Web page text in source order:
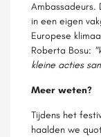
Ambassadeurs.
in een eigen
Europese
Roberta Bosu:
kleine acties
Meer weten?
Tijdens het
haalden we